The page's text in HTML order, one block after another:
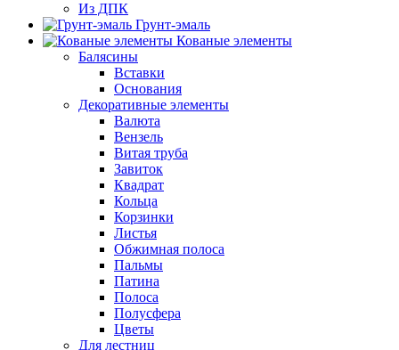
Из ДПК
Грунт-эмаль
Кованые элементы
Балясины
Вставки
Основания
Декоративные элементы
Валюта
Вензель
Витая труба
Завиток
Квадрат
Кольца
Корзинки
Листья
Обжимная полоса
Пальмы
Патина
Полоса
Полусфера
Цветы
Для лестниц